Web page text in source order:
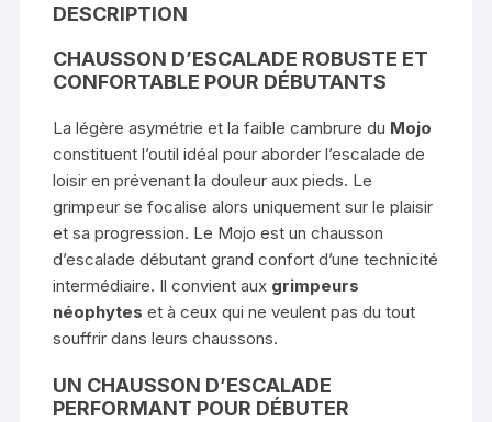
DESCRIPTION
CHAUSSON D’ESCALADE ROBUSTE ET
CONFORTABLE POUR DÉBUTANTS
La légère asymétrie et la faible cambrure du Mojo
constituent l’outil idéal pour aborder l’escalade de
loisir en prévenant la douleur aux pieds. Le
grimpeur se focalise alors uniquement sur le plaisir
et sa progression. Le Mojo est unchausson
d’escalade débutant grand confort d’une technicité
intermédiaire. Il convient aux grimpeurs
néophytes et à ceux qui ne veulent pas du tout
souffrir dans leurs chaussons.
UN CHAUSSON D’ESCALADE
PERFORMANT POUR DÉBUTER